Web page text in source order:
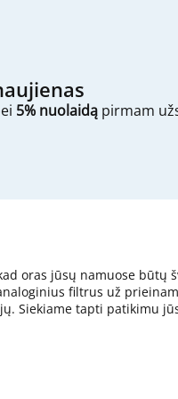
5% nuolaidą pirmam
oras jūsų namuose būtų
filtrus už
Siekiame tapti patikimu